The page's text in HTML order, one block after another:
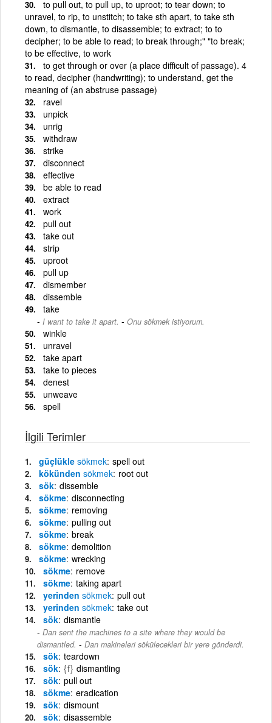
to pull out, to pull up, to uproot; to tear down; to
unravel, to rip, to unstitch; to take sth apart, to take sth
down, to dismantle, to disassemble; to extract; to to
decipher; to be able to read; to break through;" "to break;
to be effective, to work
to get through or over (a place difficult of passage). 4
to read, decipher (handwriting); to understand, get the
meaning of (an abstruse passage)
ravel
unpick
unrig
withdraw
strike
disconnect
effective
be able to read
extract
work
pull out
take out
strip
uproot
pull up
dismember
dissemble
take
I want to take it apart. - Onu sökmek istiyorum.
winkle
unravel
take apart
take to pieces
denest
unweave
spell
İlgili Terimler
güçlükle sökmek spell out
kökünden sökmek root out
sök dissemble
sökme disconnecting
sökme removing
sökme pulling out
sökme break
sökme demolition
sökme wrecking
sökme remove
sökme taking apart
yerinden sökmek pull out
yerinden sökmek take out
sök dismantle
Dan sent the machines to a site where they would be
dismantled. - Dan makineleri sökülecekleri bir yere gönderdi.
sök teardown
sök {f} dismantling
sök pull out
sökme eradication
sök dismount
sök disassemble